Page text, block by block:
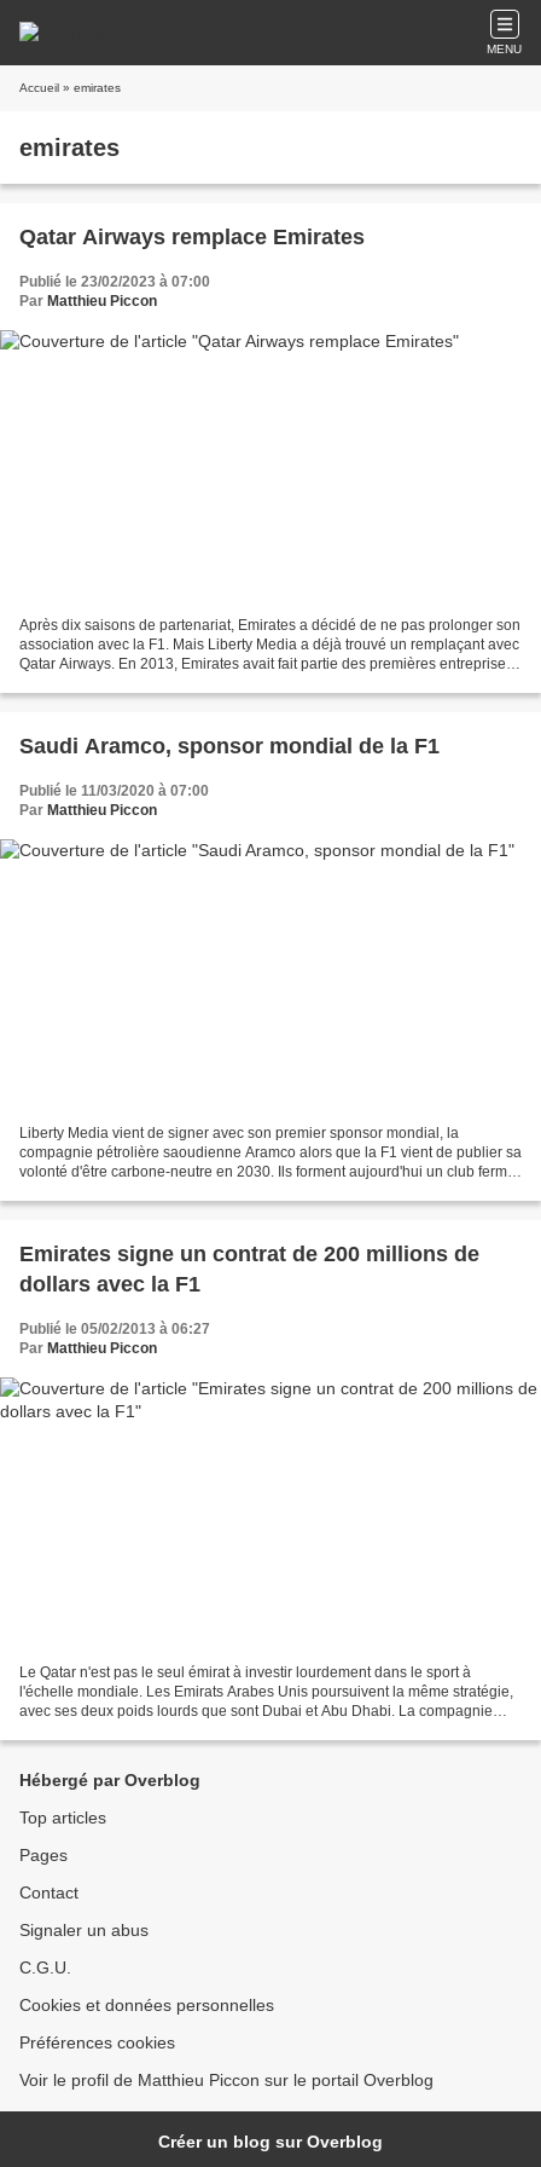
MENU
Accueil » emirates
emirates
Qatar Airways remplace Emirates
Publié le 23/02/2023 à 07:00
Par Matthieu Piccon
Après dix saisons de partenariat, Emirates a décidé de ne pas prolonger son
association avec la F1. Mais Liberty Media a déjà trouvé un remplaçant avec
Qatar Airways. En 2013, Emirates avait fait partie des premières entreprises
Saudi Aramco, sponsor mondial de la F1
Publié le 11/03/2020 à 07:00
Par Matthieu Piccon
Liberty Media vient de signer avec son premier sponsor mondial, la
compagnie pétrolière saoudienne Aramco alors que la F1 vient de publier sa
volonté d'être carbone-neutre en 2030. Ils forment aujourd'hui un club fermé
Emirates signe un contrat de 200 millions de
dollars avec la F1
Publié le 05/02/2013 à 06:27
Par Matthieu Piccon
Le Qatar n'est pas le seul émirat à investir lourdement dans le sport à
l'échelle mondiale. Les Emirats Arabes Unis poursuivent la même stratégie,
avec ses deux poids lourds que sont Dubai et Abu Dhabi. La compagnie
Hébergé par Overblog
Top articles
Pages
Contact
Signaler un abus
C.G.U.
Cookies et données personnelles
Préférences cookies
Voir le profil de Matthieu Piccon sur le portail Overblog
Créer un blog sur Overblog